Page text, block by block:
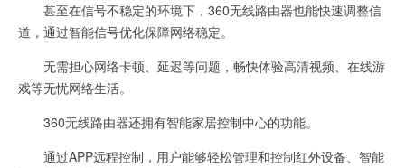
甚至在信号不稳定的环境下，360无线路由器也能快速调整信
道，通过智能信号优化保障网络稳定。
无需担心网络卡顿、延迟等问题，畅快体验高清视频、在线游
戏等无忧网络生活。
360无线路由器还拥有智能家居控制中心的功能。
通过APP远程控制，用户能够轻松管理和控制红外设备、智能